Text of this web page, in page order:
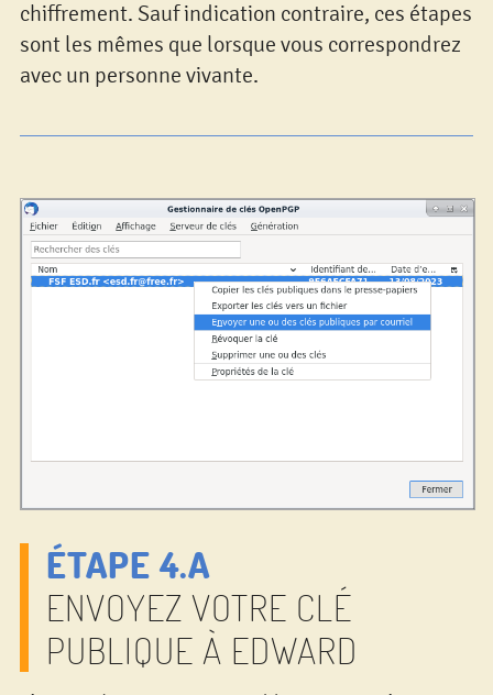
chiffrement. Sauf indication contraire, ces étapes
sont les mêmes que lorsque vous correspondrez
avec un personne vivante.
ÉTAPE 4.A
ENVOYEZ VOTRE CLÉ
PUBLIQUE À EDWARD